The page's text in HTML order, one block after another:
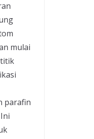
mulai
titik
parafin